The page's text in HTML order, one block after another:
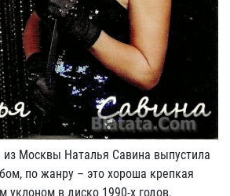
из Москвы Наталья Савина выпустила
по жанру – это хороша крепкая
уклоном в диско 1990-х годов.